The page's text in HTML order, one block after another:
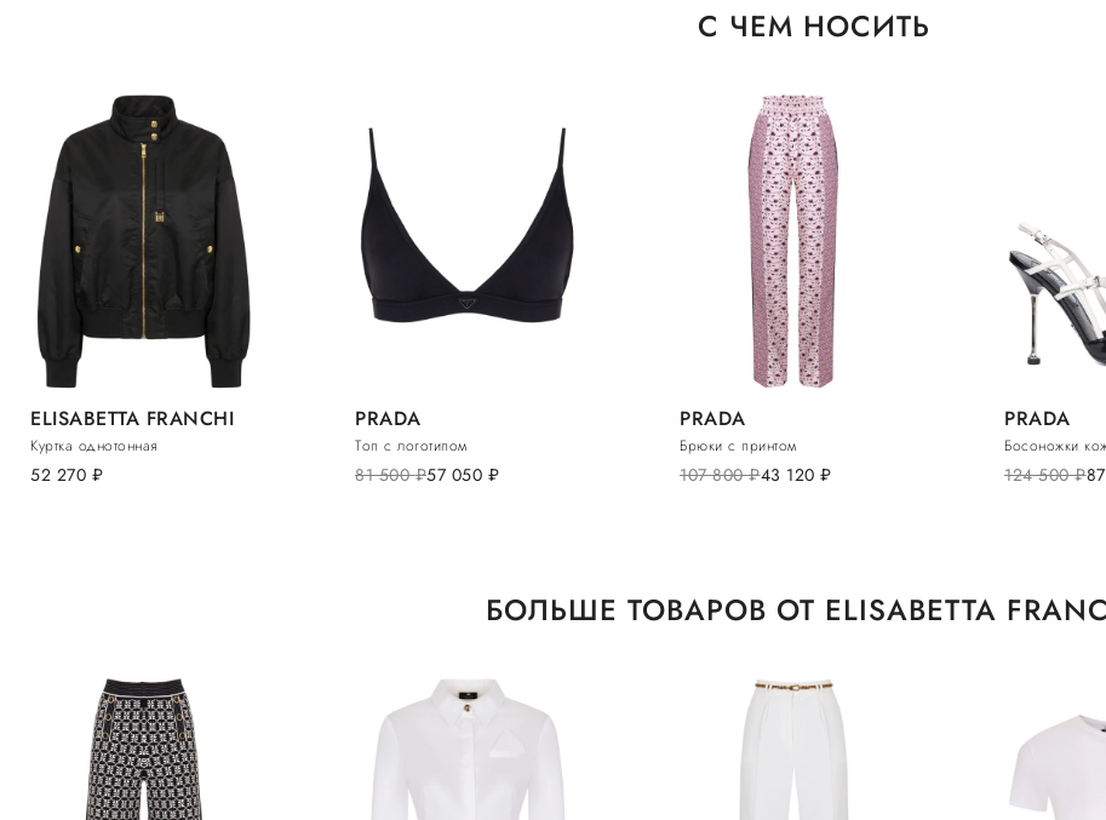
С ЧЕМ НОСИТЬ
ELISABETTA FRANCHI
Куртка однотонная
52 270 руб.
PRADA
Топ с логотипом
81 500руб.57 050 руб.
PRADA
Брюки с принтом
107 800руб.43 120 руб.
PRADA
Босоножки
124 500руб.
БОЛЬШЕ ТОВАРОВ ОТ ELISABETTA